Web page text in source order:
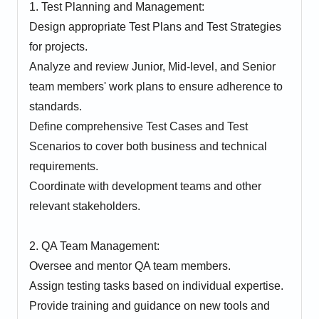
1. Test Planning and Management:
Design appropriate Test Plans and Test Strategies
for projects.
Analyze and review Junior, Mid-level, and Senior
team members' work plans to ensure adherence to
standards.
Define comprehensive Test Cases and Test
Scenarios to cover both business and technical
requirements.
Coordinate with development teams and other
relevant stakeholders.
2. QA Team Management:
Oversee and mentor QA team members.
Assign testing tasks based on individual expertise.
Provide training and guidance on new tools and